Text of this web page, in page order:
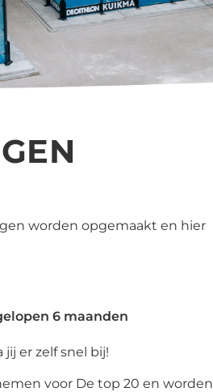
worden opgemaakt en hier
6 maanden
er zelf snel bij!
voor De top 20 en worden